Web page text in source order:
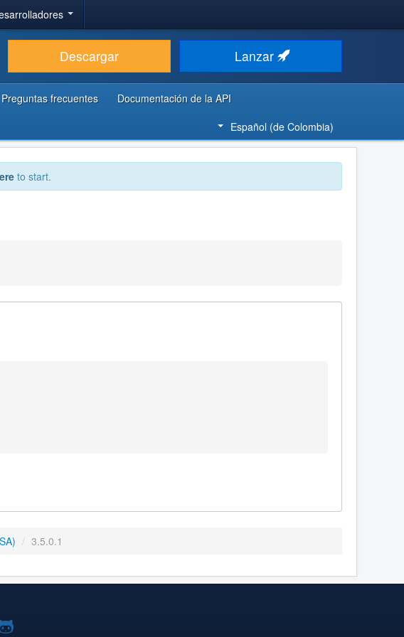
Descargar Lanzar
Preguntas frecuentes
Documentación de la API
Español (de Colombia)
to start.
/ 3.5.0.1
Joomla!